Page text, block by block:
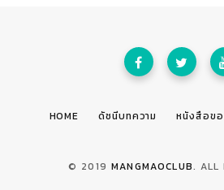
HOME ดัชนีบทความ หนังสือข
© 2019 MANGMAOCLUB. ALL